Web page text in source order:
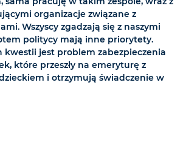
organizacje związane z
Wszyscy zgadzają się z naszymi
politycy mają inne priorytety.
kwestii jest problem zabezpieczenia
które przeszły na emeryturę z
i otrzymują świadczenie w